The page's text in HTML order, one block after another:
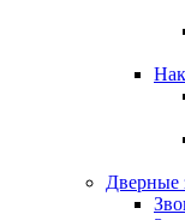
Дверные